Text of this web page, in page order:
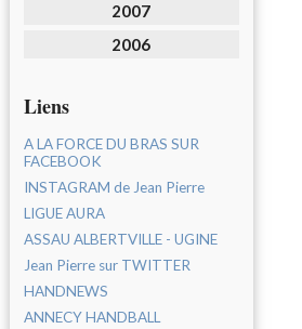
2007
2006
Liens
A LA FORCE DU BRAS SUR
FACEBOOK
INSTAGRAM de Jean Pierre
LIGUE AURA
ASSAU ALBERTVILLE - UGINE
Jean Pierre sur TWITTER
HANDNEWS
ANNECY HANDBALL